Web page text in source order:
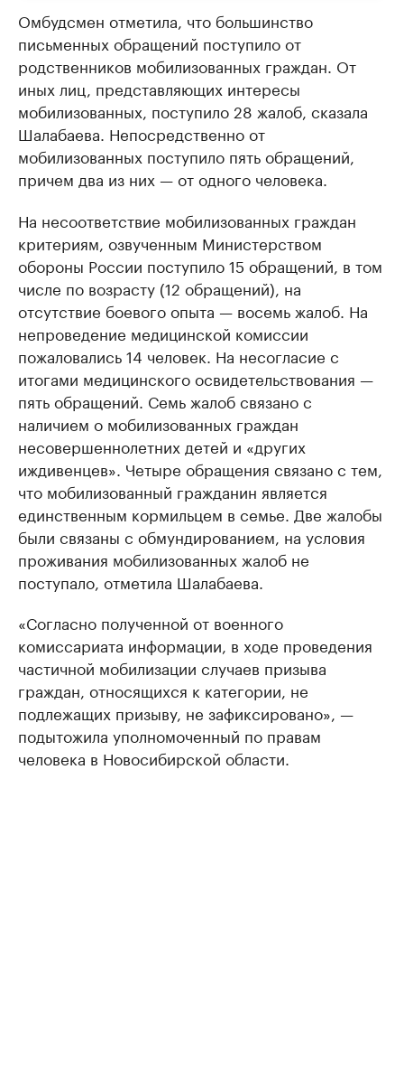
Омбудсмен отметила, что большинство
письменных обращений поступило от
родственников мобилизованных граждан. От
иных лиц, представляющих интересы
мобилизованных, поступило 28 жалоб, сказала
Шалабаева. Непосредственно от
мобилизованных поступило пять обращений,
причем два из них — от одного человека.
На несоответствие мобилизованных граждан
критериям, озвученным Министерством
обороны России поступило 15 обращений, в том
числе по возрасту (12 обращений), на
отсутствие боевого опыта — восемь жалоб. На
непроведение медицинской комиссии
пожаловались 14 человек. На несогласие с
итогами медицинского освидетельствования —
пять обращений. Семь жалоб связано с
наличием о мобилизованных граждан
несовершеннолетних детей и «других
иждивенцев». Четыре обращения связано с тем,
что мобилизованный гражданин является
единственным кормильцем в семье. Две жалобы
были связаны с обмундированием, на условия
проживания мобилизованных жалоб не
поступало, отметила Шалабаева.
«Согласно полученной от военного
комиссариата информации, в ходе проведения
частичной мобилизации случаев призыва
граждан, относящихся к категории, не
подлежащих призыву, не зафиксировано», —
подытожила уполномоченный по правам
человека в Новосибирской области.